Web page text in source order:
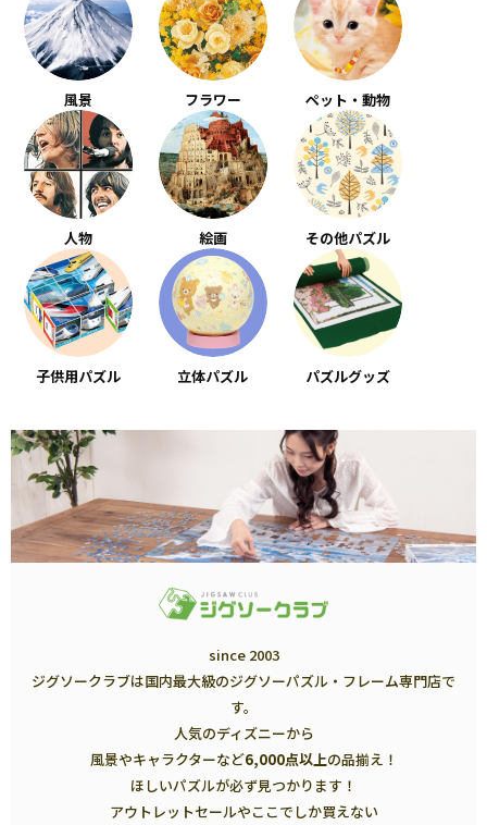
風景 フラワー ペット・動物
人物 絵画 その他パズル
子供用パズル 立体パズル パズルグッズ
since 2003
ジグソークラブは国内最大級のジグソーパズル・フレーム専門店で
す。
人気のディズニーから
風景やキャラクターなど6,000点以上の品揃え！
ほしいパズルが必ず見つかります！
アウトレットセールやここでしか買えない